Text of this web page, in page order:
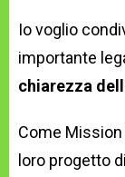
Io voglio
importante
chiarezza
Come Mission
loro progetto